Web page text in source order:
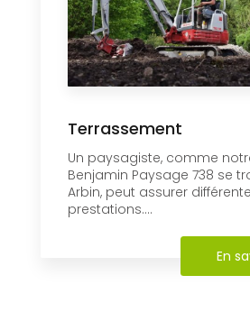
Terrassement
Un paysagiste, comme
Benjamin Paysage 738 se
Arbin, peut assurer
prestations....
En